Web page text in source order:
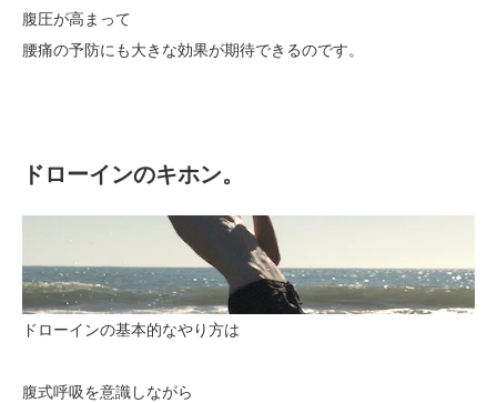
腹圧が高まって
腰痛の予防にも大きな効果が期待できるのです。
ドローインのキホン。
ドローインの基本的なやり方は
腹式呼吸を意識しながら